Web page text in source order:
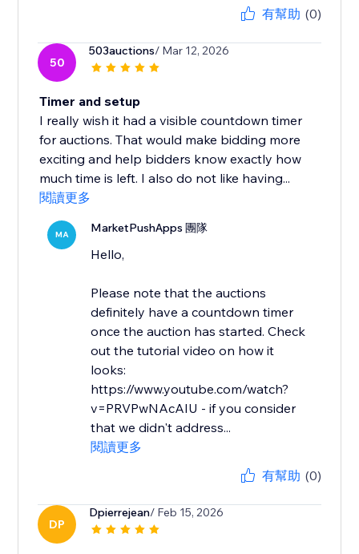
有幫助 (0)
50
503auctions/ Mar 12, 2026
Timer and setup
I really wish it had a visible countdown timer
for auctions. That would make bidding more
exciting and help bidders know exactly how
much time is left. I also do not like having...
閱讀更多
MA MarketPushApps 團隊
Hello,
Please note that the auctions
definitely have a countdown timer
once the auction has started. Check
out the tutorial video on how it
looks:
https://www.youtube.com/watch?
v=PRVPwNAcAIU - if you consider
that we didn't address...
閱讀更多
有幫助 (0)
DP
Dpierrejean/ Feb 15, 2026